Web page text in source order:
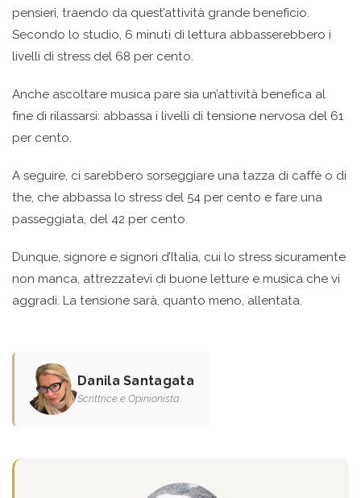
pensieri, traendo da quest’attività grande beneficio.
Secondo lo studio, 6 minuti di lettura abbasserebbero i
livelli di stress del 68 per cento.
Anche ascoltare musica pare sia un’attività benefica al
fine di rilassarsi: abbassa i livelli di tensione nervosa del 61
per cento.
A seguire, ci sarebbero sorseggiare una tazza di caffè o di
the, che abbassa lo stress del 54 per cento e fare una
passeggiata, del 42 per cento.
Dunque, signore e signori d’Italia, cui lo stress sicuramente
non manca, attrezzatevi di buone letture e musica che vi
aggradi. La tensione sarà, quanto meno, allentata.
Danila Santagata
Scrittrice e Opinionista